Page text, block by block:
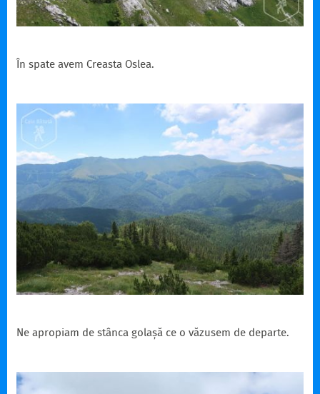
În spate avem Creasta Oslea.
Ne apropiam de stânca golașă ce o văzusem de departe.